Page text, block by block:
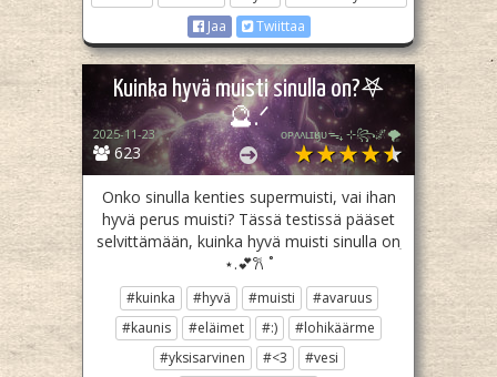
Jaa
Twiittaa
Kuinka hyvä muisti sinulla on?𖤐
🔮.ᐟ
623
2025-11-23 ᴏᴘᴀᴀʟɪӄᴜᴜᯓ₊ ⊹꧂🌌🌪
Onko sinulla kenties supermuisti, vai ihan
hyvä perus muisti? Tässä testissä pääset
selvittämään, kuinka hyvä muisti sinulla onִ
⋆.💕𐙚 ˚
#kuinka #hyvä #muisti
#avaruus
#kaunis
#eläimet #:)
#lohikäärme
#yksisarvinen
#<3
#vesi